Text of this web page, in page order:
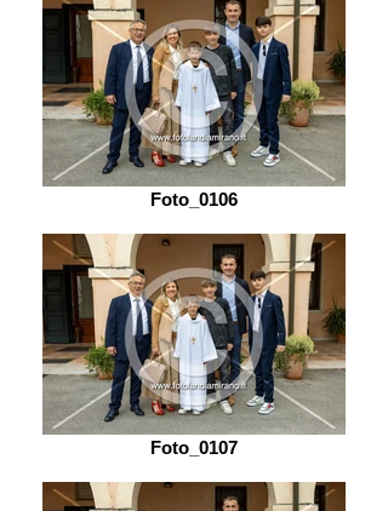
Foto_0106
Foto_0107